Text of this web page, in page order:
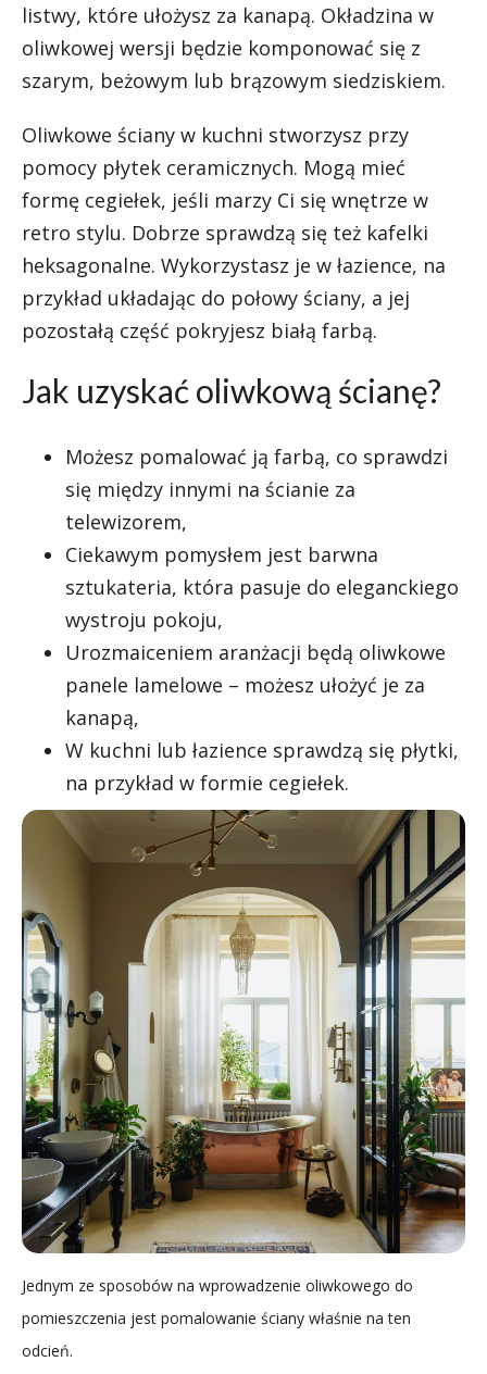
listwy, które ułożysz za kanapą. Okładzina w
oliwkowej wersji będzie komponować się z
szarym, beżowym lub brązowym siedziskiem.
Oliwkowe ściany w kuchni stworzysz przy
pomocy płytek ceramicznych. Mogą mieć
formę cegiełek, jeśli marzy Ci się wnętrze w
retro stylu. Dobrze sprawdzą się też kafelki
heksagonalne. Wykorzystasz je w łazience, na
przykład układając do połowy ściany, a jej
pozostałą część pokryjesz białą farbą.
Jak uzyskać oliwkową ścianę?
Możesz pomalować ją farbą, co sprawdzi
się między innymi na ścianie za
telewizorem,
Ciekawym pomysłem jest barwna
sztukateria, która pasuje do eleganckiego
wystroju pokoju,
Urozmaiceniem aranżacji będą oliwkowe
panele lamelowe – możesz ułożyć je za
kanapą,
W kuchni lub łazience sprawdzą się płytki,
na przykład w formie cegiełek.
Jednym ze sposobów na wprowadzenie oliwkowego do
pomieszczenia jest pomalowanie ściany właśnie na ten
odcień.